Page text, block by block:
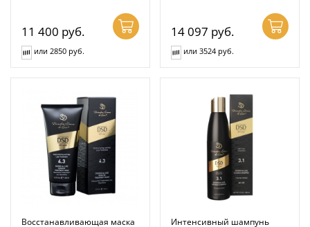
11 400 руб.
или 2850 руб.
14 097 руб.
или 3524 руб.
Восстанавливающая маска
Интенсивный шампунь